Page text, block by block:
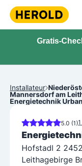
Gratis-
Installateur
Mannersdorf am
Energietechnik
5.0 (1)
Hofstadl 2
Leithagebirge